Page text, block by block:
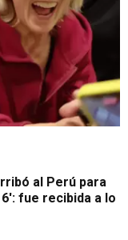
al Perú para
fue recibida a lo